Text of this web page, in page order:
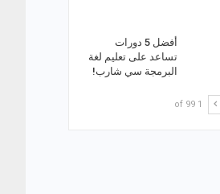
أفضل 5 دورات
تساعد على تعليم لغة
البرمجة سي شارب!
1 of 99